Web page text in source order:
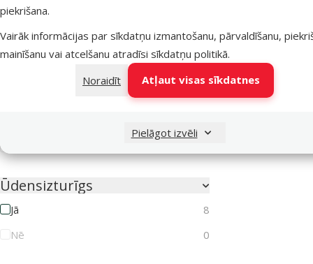
piekrišana.
Vairāk informācijas par sīkdatņu izmantošanu, pārvaldīšanu,
mainīšanu vai atcelšanu atradīsi sīkdatņu politikā.
Noraidīt
Atļaut visas sīkdatnes
Pielāgot izvēli
Kaklasiksna
Pilieni
4
Tabletes
0
Drošs ģimenēm ar bērniem
Ūdensizturīgs
Jā
8
Nē
0